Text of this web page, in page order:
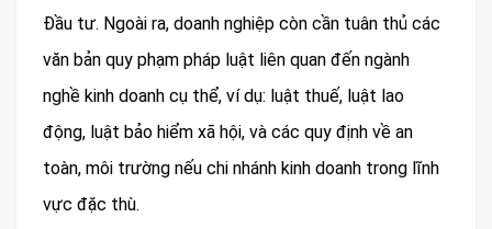
Đầu tư. Ngoài ra, doanh nghiệp còn cần tuân thủ các
văn bản quy phạm pháp luật liên quan đến ngành
nghề kinh doanh cụ thể, ví dụ: luật thuế, luật lao
động, luật bảo hiểm xã hội, và các quy định về an
toàn, môi trường nếu chi nhánh kinh doanh trong lĩnh
vực đặc thù.